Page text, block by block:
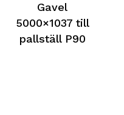
Gavel
5000×1037 till
pallställ P90